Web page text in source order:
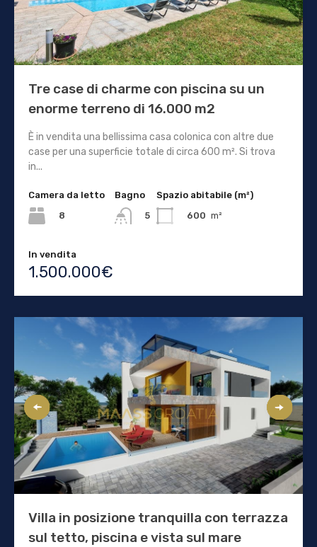
Tre case di charme con piscina su un
enorme terreno di 16.000 m2
È in vendita una bellissima casa colonica con altre due
case per una superficie totale di circa 600 m². Si trova
in...
Camera da letto
8
Bagno
5
Spazio abitabile (m²)
600 m²
In vendita
1.500.000€
Villa in posizione tranquilla con terrazza
sul tetto, piscina e vista sul mare